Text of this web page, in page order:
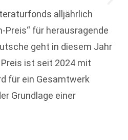
alljährlich
Preis“ für herausragende
geht in diesem Jahr
ist seit 2024 mit
für ein Gesamtwerk
Grundlage einer